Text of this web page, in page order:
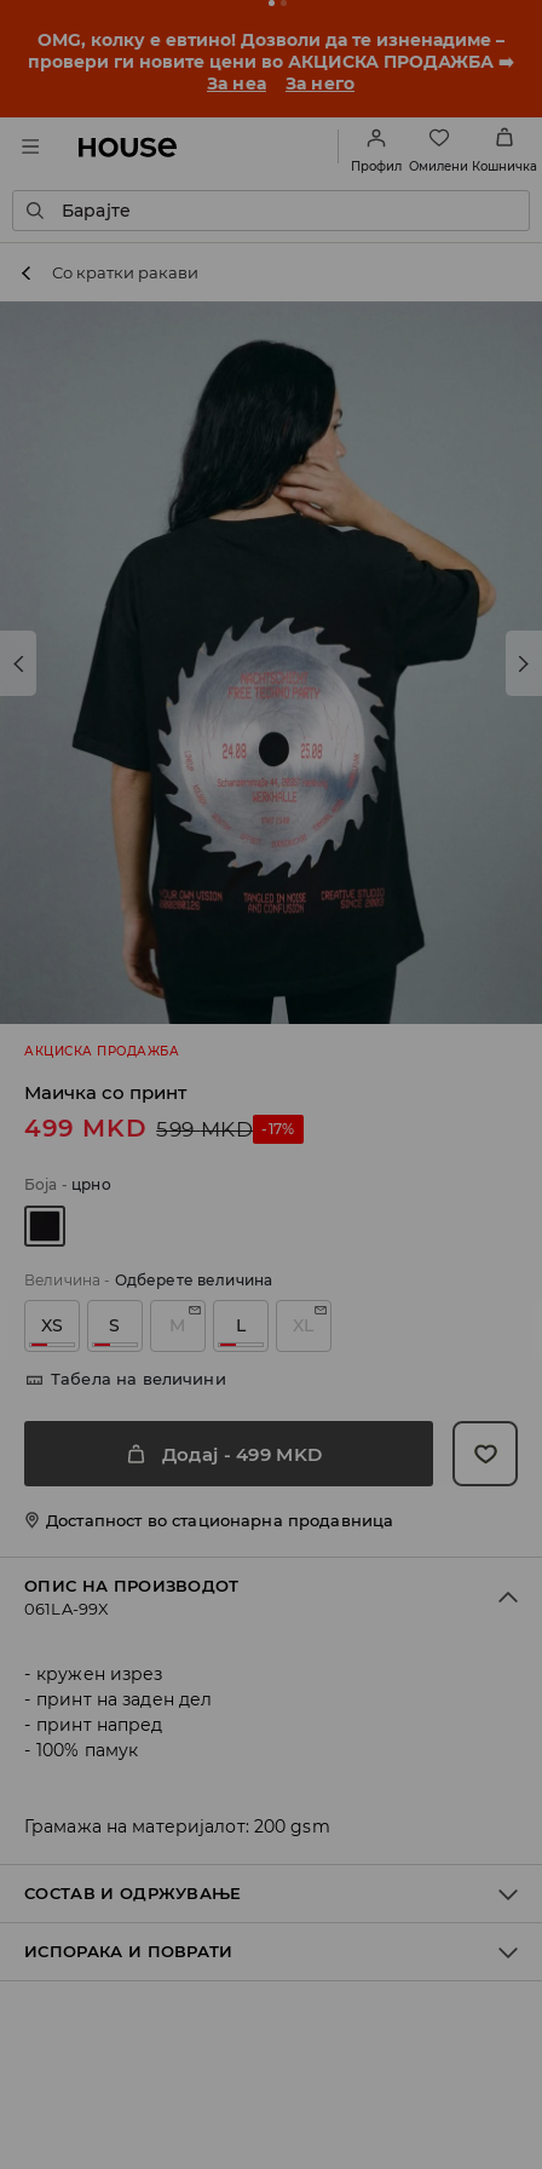
OMG, колку е евтино! Дозволи да те изненадиме –
провери ги новите цени во АКЦИСКА ПРОДАЖБА ➡️
За неа
За него
Профил Омилени Кошничка
Барајте
Со кратки ракави
АКЦИСКА ПРОДАЖБА
Маичка со принт
499 MKD 599 MKD -17%
Боја - црно
Величина - Одберете величина
XS S M L XL
Табела на величини
Додај -499 MKD
Достапност во стационарна продавница
ОПИС НА ПРОИЗВОДОТ
061LA-99X
кружен изрез
принт на заден дел
принт напред
100% памук
Грамажа на материјалот: 200 gsm
СОСТАВ И ОДРЖУВАЊЕ
100% ПАМУК
ИСПОРАКА И ПОВРАТИ